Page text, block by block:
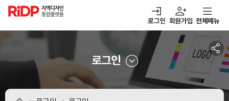
RiDP 지역디자인
통합플랫폼
로그인 회원가입
열기 알림마당
열기 아이디어뱅크
전체메뉴
로그인